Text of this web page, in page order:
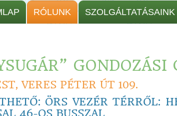
RÓLUNK SZOLGÁLTATÁSAINK
GONDOZÁSI
VERES PÉTER ÚT 109.
ÖRS VEZÉR TÉRRŐL:
46-OS BUSSZAL